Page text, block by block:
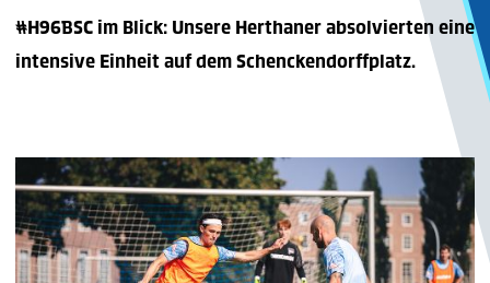
#H96BSC im Blick: Unsere Herthaner absolvierten eine
intensive Einheit auf dem Schenckendorffplatz.